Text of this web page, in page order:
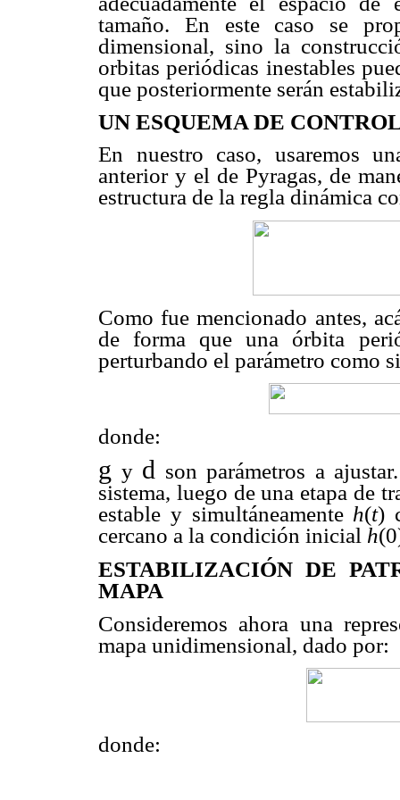
tamaño. En este caso se
dimensional, sino la
orbitas periódicas inestables
que posteriormente serán
UN ESQUEMA DE
En nuestro caso, usaremos
anterior y el de Pyragas, de
estructura de la regla dinámica
Como fue mencionado antes,
de forma que una órbita
perturbando el parámetro como
donde:
g y d son parámetros a
sistema, luego de una etapa de
estable y simultáneamente h(t)
cercano a la condición inicial h
ESTABILIZACIÓN DE
MAPA
Consideremos ahora una
mapa unidimensional, dado por:
donde: